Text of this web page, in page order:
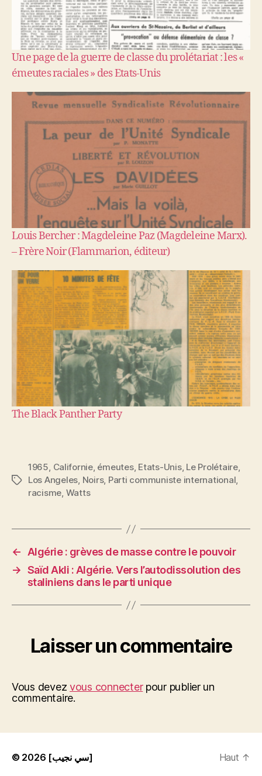
Une page de la guerre de classe du prolétariat : les «
émeutes raciales » des Etats-Unis
Louis Bercher : Magdeleine Paz (Magdeleine Marx).
– Frère Noir (Flammarion, éditeur)
The Black Panther Party
Étiquettes
1965, Californie, émeutes, Etats-Unis, Le Prolétaire,
Los Angeles, Noirs, Parti communiste international,
racisme, Watts
← Algérie : grèves de masse contre le pouvoir
→ Saïd Akli : Algérie. Vers l’autodissolution des
staliniens dans le parti unique
Laisser un commentaire
Vous devezvous connecterpour publier un
commentaire.
© 2026 [سي نجيب] Haut ↑